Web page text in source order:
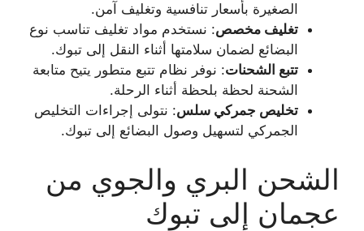
الصغيرة بأسعار تنافسية وتغليف آمن.
تغليف مخصص: نستخدم مواد تغليف تناسب نوع
البضائع لضمان سلامتها أثناء النقل إلى تبوك.
تتبع الشحنات: نوفر نظام تتبع متطور يتيح متابعة
الشحنة لحظة بلحظة أثناء الرحلة.
تخليص جمركي سلس: نتولى إجراءات التخليص
الجمركي لتسهيل وصول البضائع إلى تبوك.
الشحن البري والجوي من
عجمان إلى تبوك